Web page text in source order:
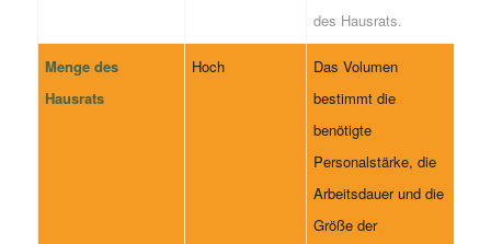
des Hausrats.
Menge des
Hausrats
Hoch
Das Volumen
bestimmt die
benötigte
Personalstärke, die
Arbeitsdauer und die
Größe der